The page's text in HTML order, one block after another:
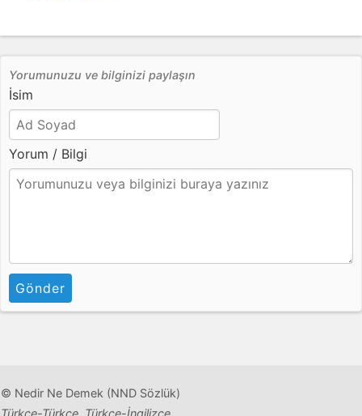
Yorumunuzu ve bilginizi paylaşın
İsim
Yorum / Bilgi
Gönder
© Nedir Ne Demek (NND Sözlük)
Türkçe-Türkçe, Türkçe-İngilizce,